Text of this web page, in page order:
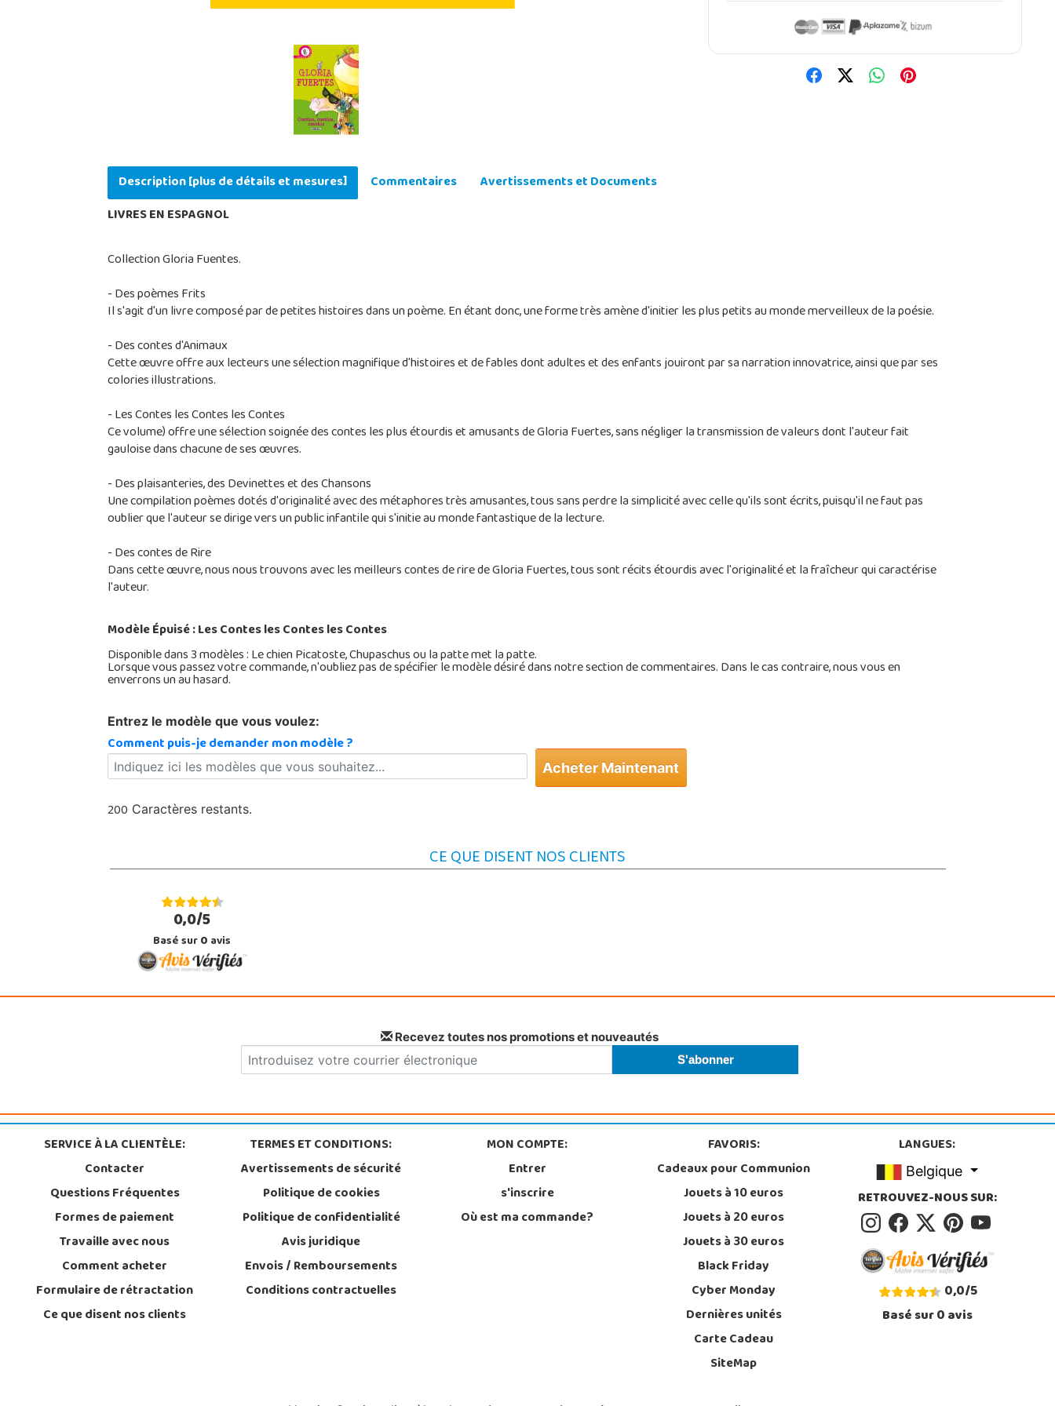
Description [plus de détails et mesures] Commentaires
Avertissements et Documents
LIVRES EN ESPAGNOL
Collection Gloria Fuentes.
- Des poèmes Frits
Il s'agit d'un livre composé par de petites histoires dans un poème. En étant donc, une forme très amène d'initier les plus petits au monde merveilleux de la poésie.
- Des contes d'Animaux
Cette œuvre offre aux lecteurs une sélection magnifique d'histoires et de fables dont adultes et des enfants jouiront par sa narration innovatrice, ainsi que par ses
colories illustrations.
- Les Contes les Contes les Contes
Ce volume) offre une sélection soignée des contes les plus étourdis et amusants de Gloria Fuertes, sans négliger la transmission de valeurs dont l'auteur fait
gauloise dans chacune de ses œuvres.
- Des plaisanteries, des Devinettes et des Chansons
Une compilation poèmes dotés d'originalité avec des métaphores très amusantes, tous sans perdre la simplicité avec celle qu'ils sont écrits, puisqu'il ne faut pas
oublier que l'auteur se dirige vers un public infantile qui s'initie au monde fantastique de la lecture.
- Des contes de Rire
Dans cette œuvre, nous nous trouvons avec les meilleurs contes de rire de Gloria Fuertes, tous sont récits étourdis avec l'originalité et la fraîcheur qui caractérise
l'auteur.
Modèle Épuisé : Les Contes les Contes les Contes
Disponible dans 3 modèles : Le chien Picatoste, Chupaschus ou la patte met la patte.
Lorsque vous passez votre commande, n'oubliez pas de spécifier le modèle désiré dans notre section de commentaires. Dans le cas contraire, nous vous en
enverrons un au hasard.
Entrez le modèle que vous voulez:
Comment puis-je demander mon modèle ?
Acheter Maintenant
200 Caractères restants.
CE QUE DISENT NOS CLIENTS
0,0/5
Basé sur0avis
Recevez toutes nos promotions et nouveautés
SERVICE À LA CLIENTÈLE:
Contacter
Questions Fréquentes
Formes de paiement
Travaille avec nous
Comment acheter
Formulaire de rétractation
Ce que disent nos clients
TERMES ET CONDITIONS:
Avertissements de sécurité
Politique de cookies
Politique de confidentialité
Avis juridique
Envois / Remboursements
Conditions contractuelles
MON COMPTE:
Entrer
s'inscrire
Où est ma commande?
FAVORIS:
Cadeaux pour Communion
Jouets à 10 euros
Jouets à 20 euros
Jouets à 30 euros
Black Friday
Cyber Monday
Dernières unités
Carte Cadeau
SiteMap
LANGUES:
Belgique
RETROUVEZ-NOUS SUR:
0,0/5
Basé sur0avis